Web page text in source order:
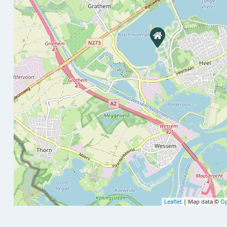
Leaflet| Map data ©